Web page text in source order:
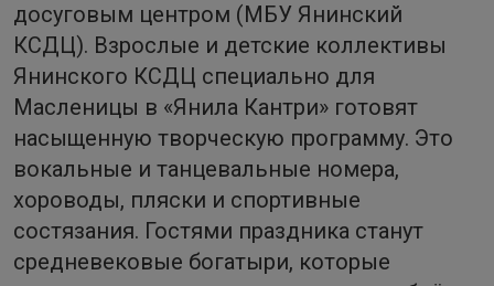
досуговым центром (МБУ Янинский
КСДЦ). Взрослые и детские коллективы
Янинского КСДЦ специально для
Масленицы в «Янила Кантри» готовят
насыщенную творческую программу. Это
вокальные и танцевальные номера,
хороводы, пляски и спортивные
состязания. Гостями праздника станут
средневековые богатыри, которые